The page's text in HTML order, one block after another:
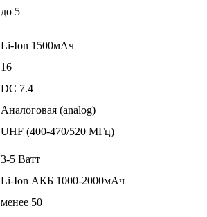
до 5
Li-Ion 1500мАч
16
DC 7.4
Аналоговая (analog)
UHF (400-470/520 МГц)
3-5 Ватт
Li-Ion АКБ 1000-2000мАч
менее 50